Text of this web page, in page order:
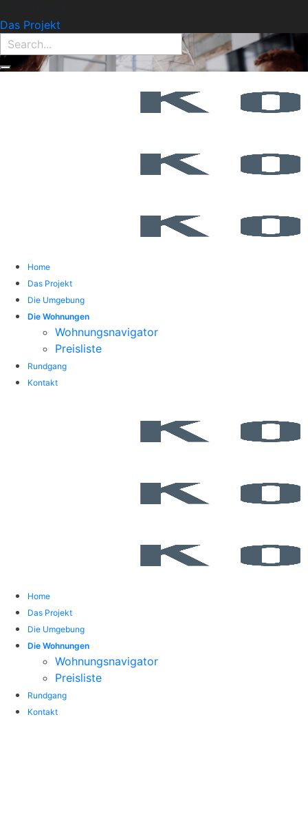
Das Projekt
Home
Das Projekt
Die Umgebung
Die Wohnungen
Wohnungsnavigator
Preisliste
Rundgang
Kontakt
Home
Das Projekt
Die Umgebung
Die Wohnungen
Wohnungsnavigator
Preisliste
Rundgang
Kontakt